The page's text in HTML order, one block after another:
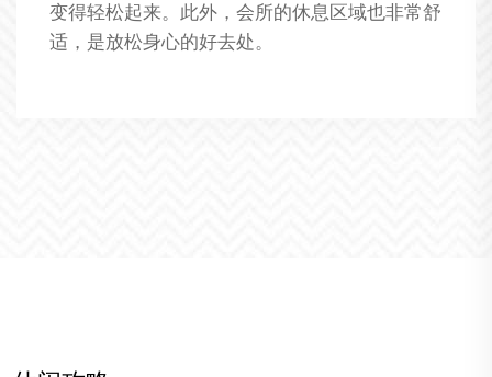
不同的养生项目，让我的身体得到了全面的放松
和恢复。